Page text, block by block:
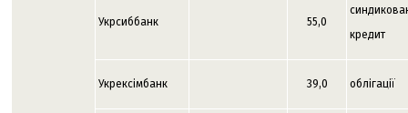
Укрсиббанк 55,0
кредит
Укрексімбанк 39,0 облігації